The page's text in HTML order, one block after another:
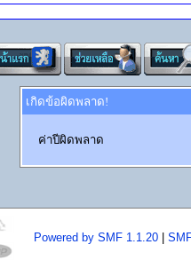
เกิดข้อผิดพลาด!
ค่าปีผิดพลาด
Powered by SMF 1.1.20